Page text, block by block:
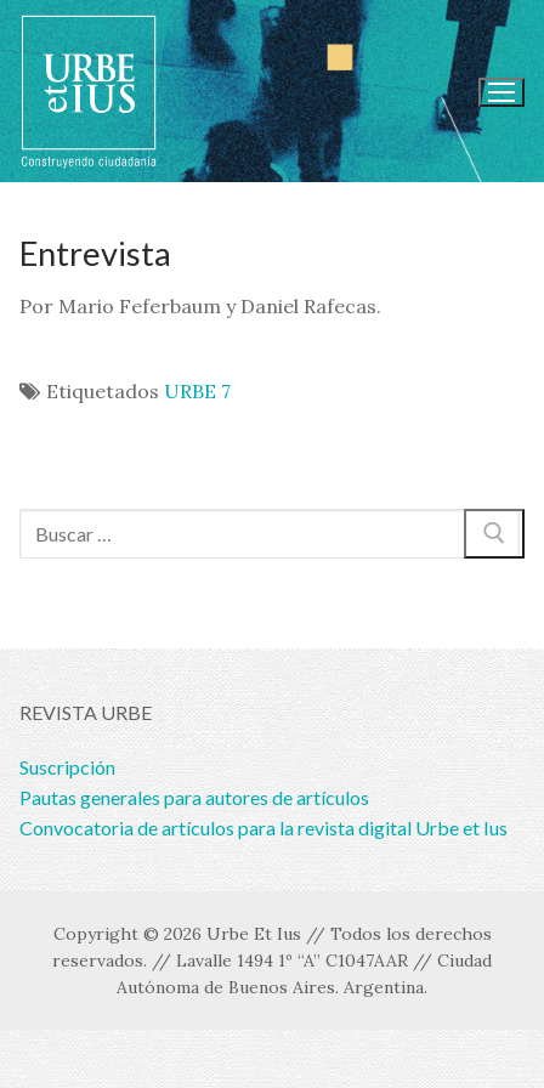
Ir
contenido
Entrevista
Por Mario Feferbaum y Daniel Rafecas.
Etiquetados URBE 7
REVISTA URBE
Suscripción
Pautas generales para autores de artículos
Convocatoria de artículos para la revista digital Urbe et Ius
Copyright © 2026 Urbe Et Ius // Todos los derechos
reservados. // Lavalle 1494 1º “A” C1047AAR // Ciudad
Autónoma de Buenos Aires. Argentina.